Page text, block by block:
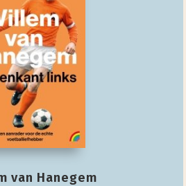
van Hanegem